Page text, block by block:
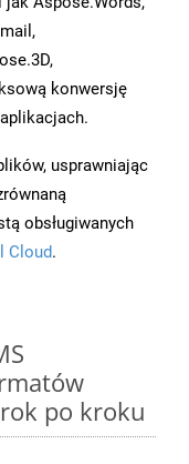
konwersję
usprawniając
obsługiwanych
Cloud.
po kroku